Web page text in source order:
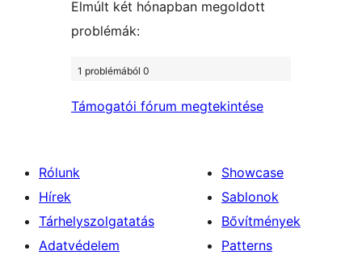
Elmúlt két hónapban megoldott
problémák:
1 problémából 0
Támogatói fórum megtekintése
Rólunk
Hírek
Tárhelyszolgatatás
Adatvédelem
Showcase
Sablonok
Bővítmények
Patterns